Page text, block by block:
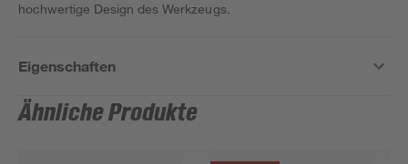
hochwertige Design des Werkzeugs.
Eigenschaften
Ähnliche Produkte